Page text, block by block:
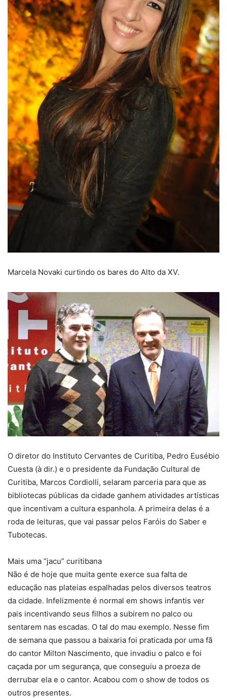
Marcela Novaki curtindo os bares do Alto da XV.
O diretor do Instituto Cervantes de Curitiba, Pedro Eusébio
Cuesta (à dir.) e o presidente da Fundação Cultural de
Curitiba, Marcos Cordiolli, selaram parceria para que as
bibliotecas públicas da cidade ganhem atividades artísticas
que incentivam a cultura espanhola. A primeira delas é a
roda de leituras, que vai passar pelos Faróis do Saber e
Tubotecas.
Mais uma “jacu” curitibana
Não é de hoje que muita gente exerce sua falta de
educação nas plateias espalhadas pelos diversos teatros
da cidade. Infelizmente é normal em shows infantis ver
pais incentivando seus filhos a subirem no palco ou
sentarem nas escadas. O tal do mau exemplo. Nesse fim
de semana que passou a baixaria foi praticada por uma fã
do cantor Milton Nascimento, que invadiu o palco e foi
caçada por um segurança, que conseguiu a proeza de
derrubar ela e o cantor. Acabou com o show de todos os
outros presentes.